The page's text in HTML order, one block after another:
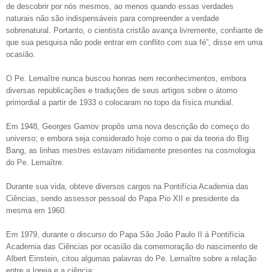
de descobrir por nós mesmos, ao menos quando essas verdades
naturais não são indispensáveis para compreender a verdade
sobrenatural. Portanto, o cientista cristão avança livremente, confiante de
que sua pesquisa não pode entrar em conflito com sua fé”, disse em uma
ocasião.
O Pe. Lemaître nunca buscou honras nem reconhecimentos, embora
diversas republicações e traduções de seus artigos sobre o átomo
primordial a partir de 1933 o colocaram no topo da física mundial.
Em 1948, Georges Gamov propôs uma nova descrição do começo do
universo; e embora seja considerado hoje como o pai da teoria do Big
Bang, as linhas mestres estavam nitidamente presentes na cosmologia
do Pe. Lemaître.
Durante sua vida, obteve diversos cargos na Pontifícia Academia das
Ciências, sendo assessor pessoal do Papa Pio XII e presidente da
mesma em 1960.
Em 1979, durante o discurso do Papa São João Paulo II à Pontifícia
Academia das Ciências por ocasião da comemoração do nascimento de
Albert Einstein, citou algumas palavras do Pe. Lemaître sobre a relação